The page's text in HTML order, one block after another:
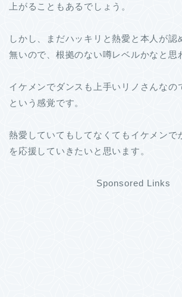
上がることもあるでしょう。
しかし、まだハッキリと熱愛と本人が認
無いので、根拠のない噂レベルかなと思
イケメンでダンスも上手いリノさんなの
という感覚です。
熱愛していてもしてなくてもイケメンで
を応援していきたいと思います。
Sponsored Links